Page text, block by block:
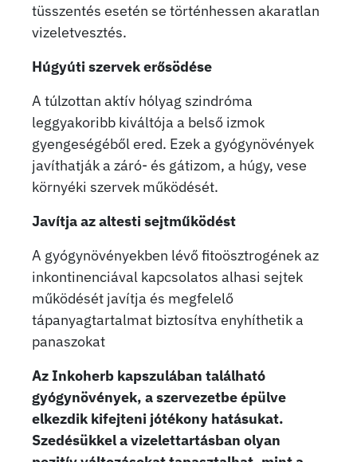
tüsszentés esetén se történhessen akaratlan
vizeletvesztés.
Húgyúti szervek erősödése
A túlzottan aktív hólyag szindróma
leggyakoribb kiváltója a belső izmok
gyengeségéből ered. Ezek a gyógynövények
javíthatják a záró- és gátizom, a húgy, vese
környéki szervek működését.
Javítja az altesti sejtműködést
A gyógynövényekben lévő fitoösztrogének az
inkontinenciával kapcsolatos alhasi sejtek
működését javítja és megfelelő
tápanyagtartalmat biztosítva enyhíthetik a
panaszokat
Az Inkoherb kapszulában található
gyógynövények, a szervezetbe épülve
elkezdik kifejteni jótékony hatásukat.
Szedésükkel a vizelettartásban olyan